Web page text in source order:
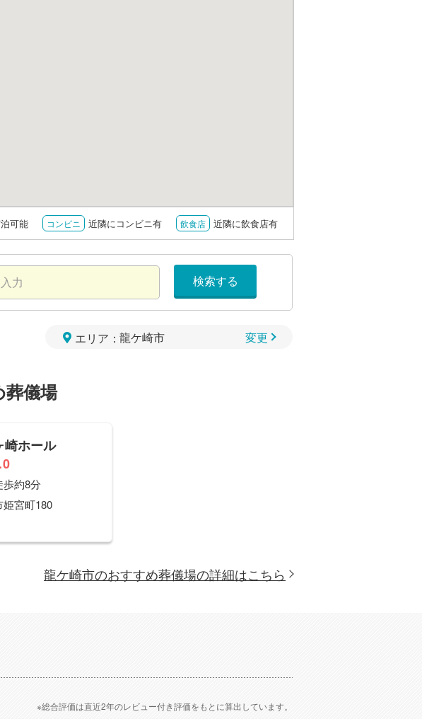
可能 コンビニ 近隣にコンビニ有 飲食店 近隣に飲食店有
検索する
エリア： 変更
儀場
崎ホール
約8分
宮町180
龍ケ崎市のおすすめ葬儀場の詳細はこちら
※総合評価は直近2年のレビュー付き評価をもとに算出しています。